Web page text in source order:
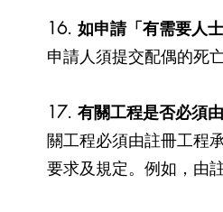
16. 如申請「有需要人
申請人須提交配偶的死
17. 有關工程是否必須
關工程必須由註冊工程
要求及規定。例如，由